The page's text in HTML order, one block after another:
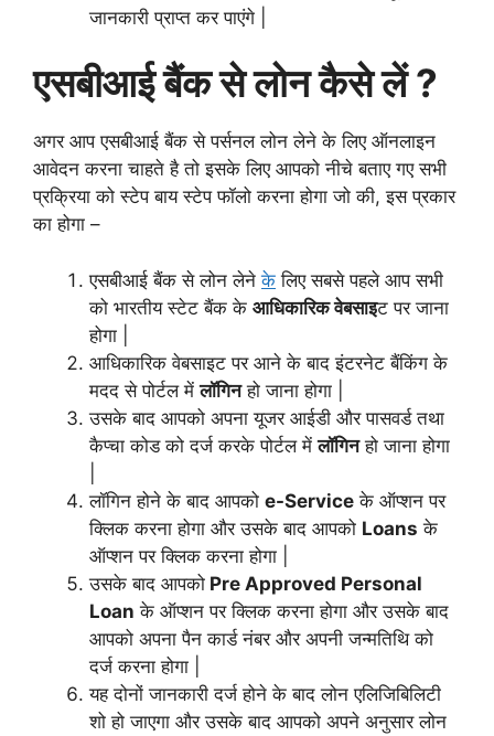
जानकारी प्राप्त कर पाएंगे |
एसबीआई बैंक से लोन कैसे लें ?
अगर आप एसबीआई बैंक से पर्सनल लोन लेने के लिए ऑनलाइन
आवेदन करना चाहते है तो इसके लिए आपको नीचे बताए गए सभी
प्रक्रिया को स्टेप बाय स्टेप फॉलो करना होगा जो की, इस प्रकार
का होगा –
एसबीआई बैंक से लोन लेनेके लिए सबसे पहले आप सभी
को भारतीय स्टेट बैंक के आधिकारिक वेबसाइट पर जाना
होगा |
आधिकारिक वेबसाइट पर आने के बाद इंटरनेट बैंकिंग के
मदद से पोर्टल मेंलॉगिनहो जाना होगा |
उसके बाद आपको अपना यूजर आईडी और पासवर्ड तथा
कैप्चा कोड को दर्ज करके पोर्टल मेंलॉगिनहो जाना होगा
लॉगिन होने के बाद आपको e-Service के ऑप्शन पर
क्लिक करना होगा और उसके बाद आपको Loans के
ऑप्शन पर क्लिक करना होगा |
उसके बाद आपको Pre Approved Personal
Loan के ऑप्शन पर क्लिक करना होगा और उसके बाद
आपको अपना पैन कार्ड नंबर और अपनी जन्मतिथि को
दर्ज करना होगा |
यह दोनों जानकारी दर्ज होने के बाद लोन एलिजिबिलिटी
शो हो जाएगा और उसके बाद आपको अपने अनुसार लोन